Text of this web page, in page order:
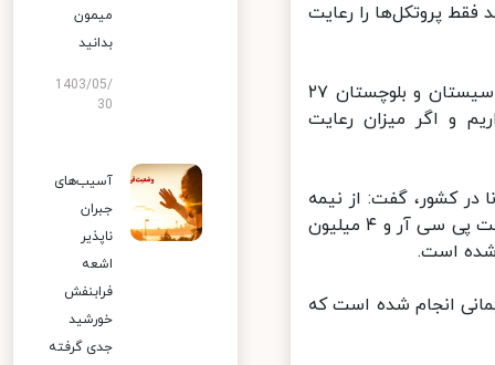
خطرناکی قرار دارد و به طور میانگین ۳۷.۴ درصد فقط پروتکل‌ها را رعایت
وی افزود: در تهران میزان رعایت پروتکل‌های بهداشتی ۴۴ درصد است، در سیستان و بلوچستان ۲۷
و اگر میزان رعایت
کشور، گفت: از نیمه
فروردین به این طرف در قالب طرح شهید سلیمانی، ۴ میلیون و ۷۱۲ هزار تست پی سی آر و ۴ میلیون
سلیمانی انجام شده است که
میمون
بدانید
1403/05/
30
آسیب‌های
جبران
ناپذیر
اشعه
فرابنفش
خورشید
جدی گرفته